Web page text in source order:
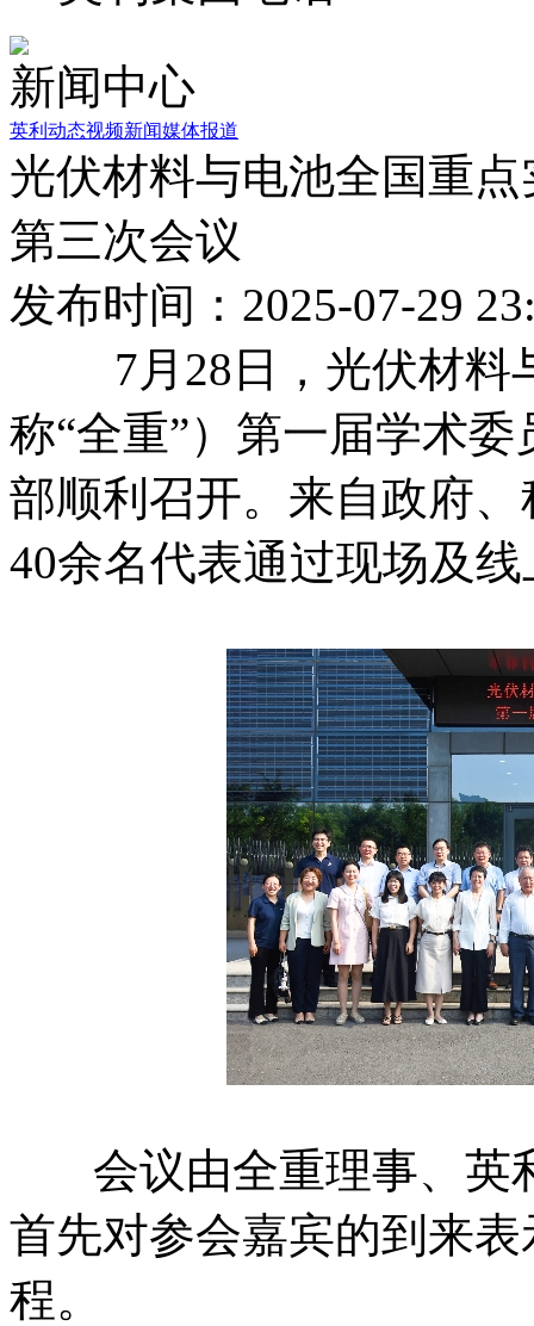
新闻中心
英利动态视频新闻媒体报道
光伏材料与电池全国重
第三次会议
发布时间：2025-07-29
7月28日，光伏材料
称“全重”）第一届学术
部顺利召开。来自政府
40余名代表通过现场及
会议由全重理事、英
首先对参会嘉宾的到来
程。